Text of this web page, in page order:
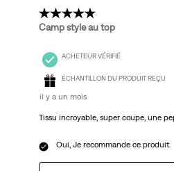
5 étoile(s) sur 5.
Camp style au top
ACHETEUR VÉRIFIÉ
ÉCHANTILLON DU PRODUIT REÇU
il y a un mois
Tissu incroyable, super coupe, une
Oui, Je recommande ce produit.